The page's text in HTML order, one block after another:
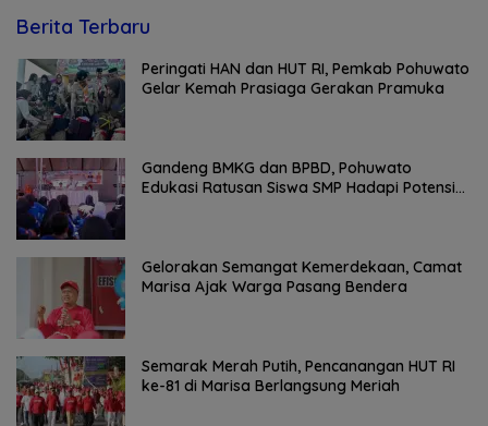
Berita Terbaru
Peringati HAN dan HUT RI, Pemkab Pohuwato
Gelar Kemah Prasiaga Gerakan Pramuka
Gandeng BMKG dan BPBD, Pohuwato
Edukasi Ratusan Siswa SMP Hadapi Potensi
Gelorakan Semangat Kemerdekaan, Camat
Marisa Ajak Warga Pasang Bendera
Semarak Merah Putih, Pencanangan HUT RI
ke-81 di Marisa Berlangsung Meriah